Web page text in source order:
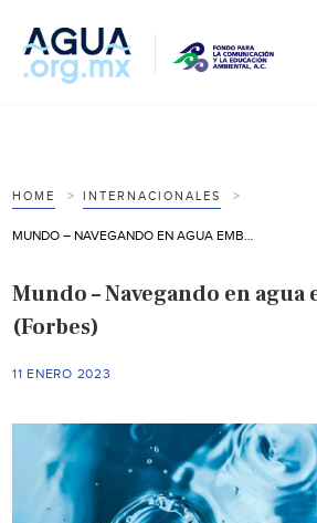
HOME INTERNACIONALES
Mundo – Navegando en
(Forbes)
11 ENERO 2023